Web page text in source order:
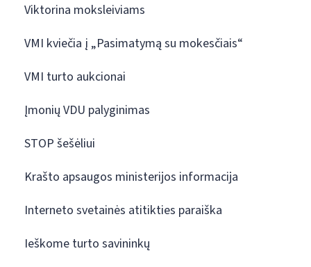
Viktorina moksleiviams
VMI kviečia į „Pasimatymą su mokesčiais“
VMI turto aukcionai
Įmonių VDU palyginimas
STOP šešėliui
Krašto apsaugos ministerijos informacija
Interneto svetainės atitikties paraiška
Ieškome turto savininkų